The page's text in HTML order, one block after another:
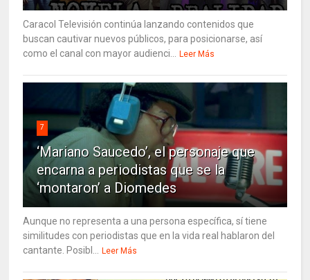
Caracol Televisión continúa lanzando contenidos que
buscan cautivar nuevos públicos, para posicionarse, así
como el canal con mayor audienci...
Leer Más
7
‘Mariano Saucedo’, el personaje que
encarna a periodistas que se la
‘montaron’ a Diomedes
Aunque no representa a una persona específica, sí tiene
similitudes con periodistas que en la vida real hablaron del
cantante. Posibl...
Leer Más